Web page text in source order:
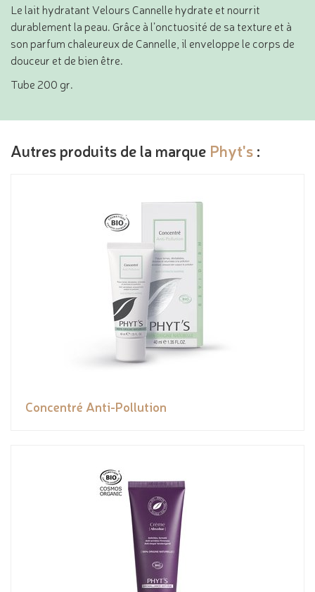
Le lait hydratant Velours Cannelle hydrate et nourrit
durablement la peau. Grâce à l’onctuosité de sa texture et à
son parfum chaleureux de Cannelle, il enveloppe le corps de
douceur et de bien être.
Tube 200 gr.
Autres produits de la marque Phyt's :
Concentré Anti-Pollution